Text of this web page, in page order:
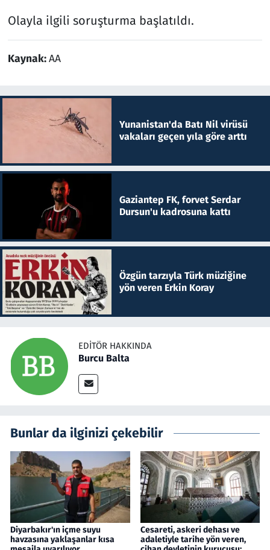
Olayla ilgili soruşturma başlatıldı.
Kaynak:AA
Yunanistan'da Batı Nil virüsü
vakaları geçen yıla göre arttı
Gaziantep FK, forvet Serdar
Dursun'u kadrosuna kattı
Özgün tarzıyla Türk müziğine
yön veren Erkin Koray
EDITÖR HAKKINDA
Burcu Balta
Bunlar da ilginizi çekebilir
Diyarbakır'ın içme suyu
havzasına yaklaşanlar kısa
Cesareti, askeri dehası ve
adaletiyle tarihe yön veren,